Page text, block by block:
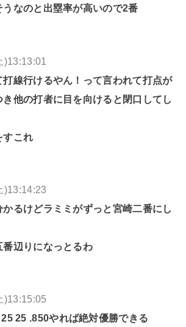
なのと出塁率が高いので2番
)13:13:01
線行けるやん！って言われて打点が
他の打者に目を向けると閉口してし
すこれ
)13:14:23
るけどラミミがずっと宮崎二番にし
番辺りになっとるわ
)13:15:05
25 .850やれば絶対優勝できる